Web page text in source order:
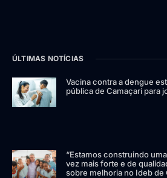
ÚLTIMAS NOTÍCIAS
Vacina contra a dengue
pública de Camaçari para
“Estamos construindo
vez mais forte e de
sobre melhoria no Ideb de